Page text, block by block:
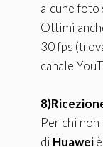
alcune foto
Ottimi
30 fps
canale
Per chi
di Huawei